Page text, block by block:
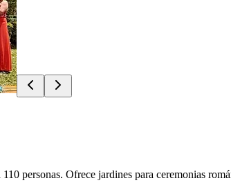
personas. Ofrece jardines para ceremonias